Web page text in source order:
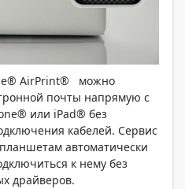
AirPrint® можно
почты напрямую с
или iPad® без
кабелей. Сервис
автоматически
к нему без
драйверов.